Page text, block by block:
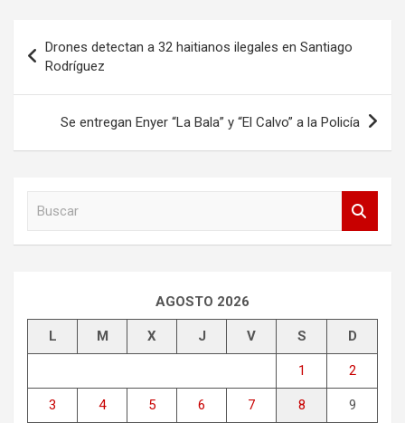
Navegación
de
entradas
Drones detectan a 32 haitianos ilegales en Santiago
Rodríguez
Se entregan Enyer “La Bala” y “El Calvo” a la Policía
AGOSTO 2026
L M X J V S D
1 2
3 4 5 6 7 8 9